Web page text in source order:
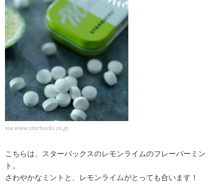
via www.starbucks.co.jp
こちらは、スターバックスのレモンライムのフレーバーミン
ト。
さわやかなミントと、レモンライムがとっても合います！